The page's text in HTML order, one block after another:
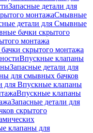
Запасные детали для
монтажаСмывные
детали для Смывные
бачки скрытого
монтажа
скрытого монтажа
Впускные клапаны
Запасные детали для
для смывных бачков
для Впускные клапаны
Впускные клапаны
Запасные детали для
скрытого
клапаны для